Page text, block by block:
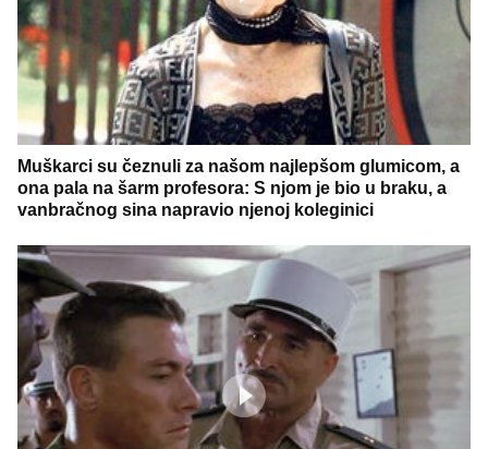
Muškarci su čeznuli za našom najlepšom glumicom, a
ona pala na šarm profesora: S njom je bio u braku, a
vanbračnog sina napravio njenoj koleginici